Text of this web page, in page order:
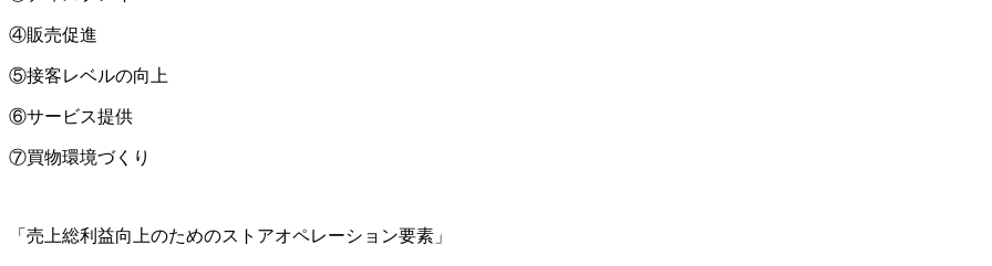
④販売促進
⑤接客レベルの向上
⑥サービス提供
⑦買物環境づくり
「売上総利益向上のためのストアオペレーション要素」